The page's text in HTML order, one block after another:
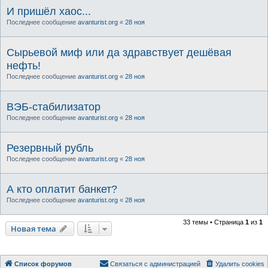
И пришёл хаос...
Последнее сообщение avanturist.org « 28 ноя
Сырьевой миф или да здравствует дешёвая
нефть!
Последнее сообщение avanturist.org « 28 ноя
ВЭБ-стабилизатор
Последнее сообщение avanturist.org « 28 ноя
Резервный рубль
Последнее сообщение avanturist.org « 28 ноя
А кто оплатит банкет?
Последнее сообщение avanturist.org « 28 ноя
Новая тема
33 темы • Страница 1 из 1
Список форумов Удалить cookies
Связаться с администрацией